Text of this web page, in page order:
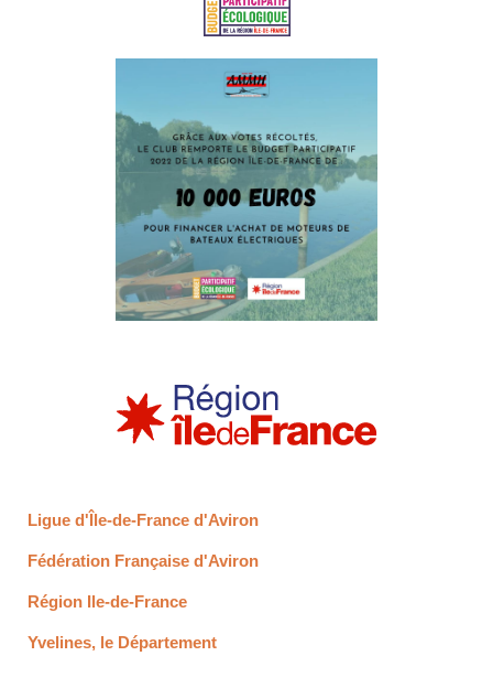
Ligue d'Île-de-France d'Aviron
Fédération Française d'Aviron
Région Ile-de-France
Yvelines, le Département